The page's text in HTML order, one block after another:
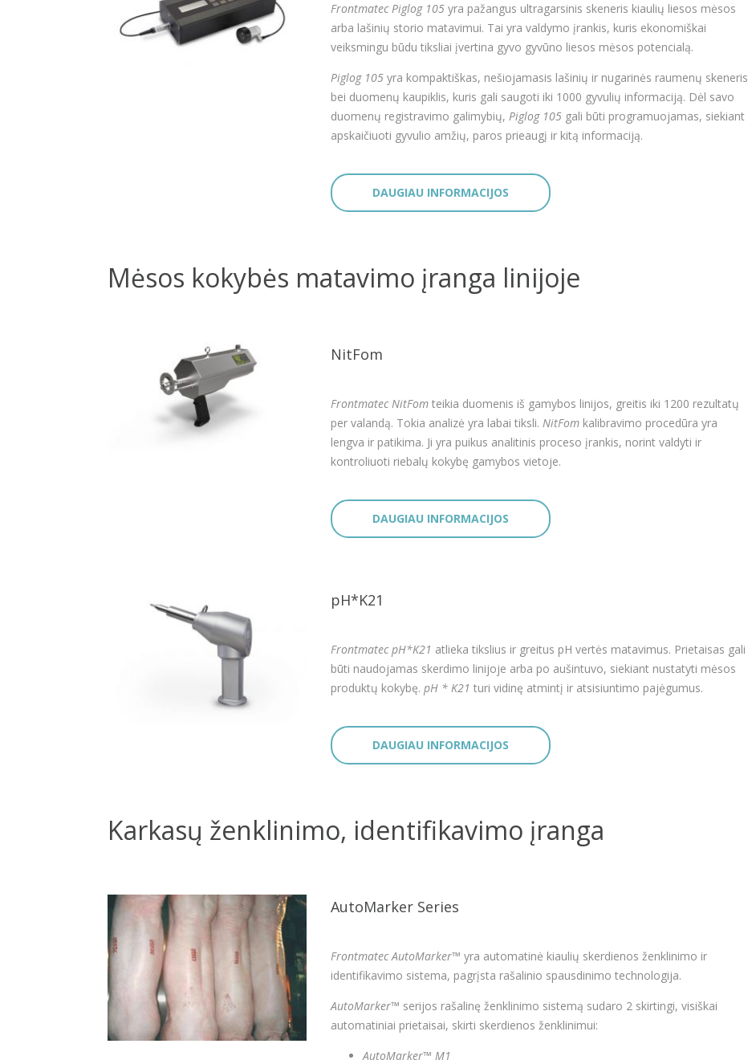
Frontmatec Piglog 105yra pažangus ultragarsinis skeneris kiaulių liesos mėsos
arba lašinių storio matavimui. Tai yra valdymo įrankis, kuris ekonomiškai
veiksmingu būdu tiksliai įvertina gyvo gyvūno liesos mėsos potencialą.
Piglog 105yra kompaktiškas, nešiojamasis lašinių ir nugarinės raumenų skeneris
bei duomenų kaupiklis, kuris gali saugoti iki 1000 gyvulių informaciją. Dėl savo
duomenų registravimo galimybių, Piglog 105gali būti programuojamas, siekiant
apskaičiuoti gyvulio amžių, paros prieaugį ir kitą informaciją.
DAUGIAU INFORMACIJOS
Mėsos kokybės matavimo įranga linijoje
NitFom
Frontmatec NitFomteikia duomenis iš gamybos linijos, greitis iki 1200 rezultatų
per valandą. Tokia analizė yra labai tiksli. NitFomkalibravimo procedūra yra
lengva ir patikima. Ji yra puikus analitinis proceso įrankis, norint valdyti ir
kontroliuoti riebalų kokybę gamybos vietoje.
DAUGIAU INFORMACIJOS
pH*K21
Frontmatec pH*K21 atlieka tikslius ir greitus pH vertės matavimus. Prietaisas gali
būti naudojamas skerdimo linijoje arba po aušintuvo, siekiant nustatyti mėsos
produktų kokybę. pH * K21 turi vidinę atmintį ir atsisiuntimo pajėgumus.
DAUGIAU INFORMACIJOS
Karkasų ženklinimo, identifikavimo įranga
AutoMarker Series
Frontmatec AutoMarker™ yra automatinė kiaulių skerdienos ženklinimo ir
identifikavimo sistema, pagrįsta rašalinio spausdinimo technologija.
AutoMarker™ serijos rašalinę ženklinimo sistemą sudaro 2 skirtingi, visiškai
automatiniai prietaisai, skirti skerdienos ženklinimui:
AutoMarker™ M1